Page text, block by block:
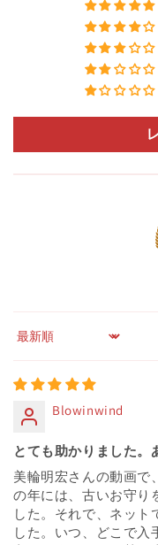
Sort by
Blowinwind
とても助かりました。
美輪明宏さんの動画で
の年には、古いお守り
した。それで、ネット
した。いつ、どこで入